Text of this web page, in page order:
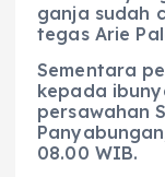
ganja sudah
tegas Arie
Sementara
kepada
persawahan
08.00 WIB.